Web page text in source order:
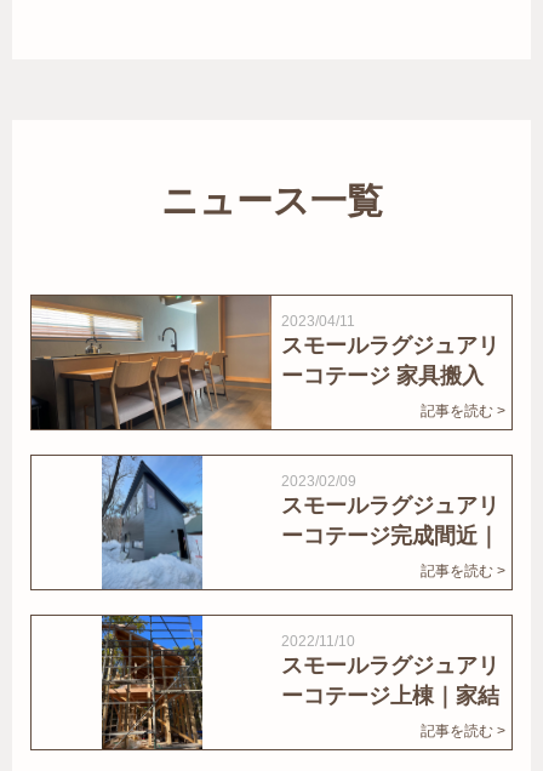
ニュース一覧
2023/04/11
スモールラグジュアリ
ーコテージ 家具搬入
記事を読む >
2023/02/09
スモールラグジュアリ
ーコテージ完成間近｜
記事を読む >
2022/11/10
スモールラグジュアリ
ーコテージ上棟｜家結
記事を読む >